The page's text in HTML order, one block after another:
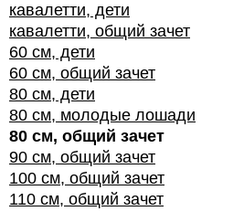
кавалетти, дети
кавалетти, общий зачет
60 см, дети
60 см, общий зачет
80 см, дети
80 см, молодые лошади
80 см, общий зачет
90 см, общий зачет
100 см, общий зачет
110 см, общий зачет